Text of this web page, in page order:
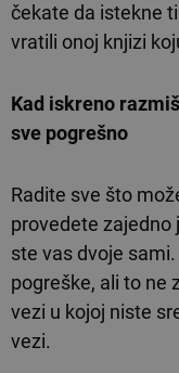
čekate da istekne
vratili onoj knjizi
Kad iskreno
sve pogrešno
Radite sve što
provedete zajedno
ste vas dvoje
pogreške, ali to ne
vezi u kojoj niste
vezi.